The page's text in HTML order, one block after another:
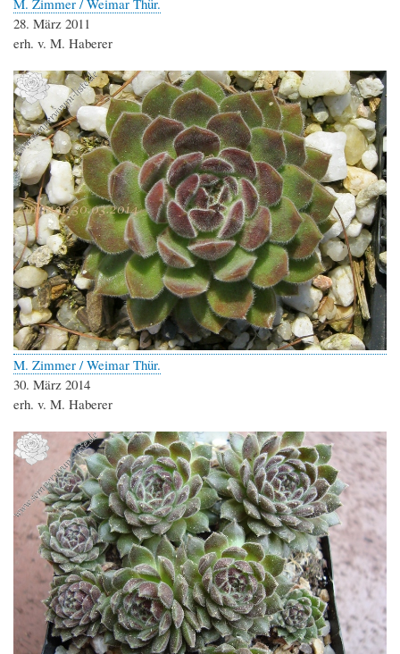
28. März 2011
erh. v. M. Haberer
M. Zimmer / Weimar Thür.
30. März 2014
erh. v. M. Haberer